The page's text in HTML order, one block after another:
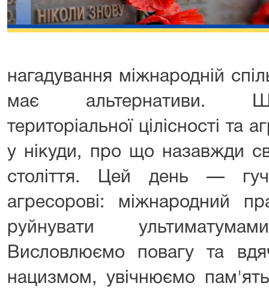
нагадування міжнародній
має альтернативи.
територіальної цілісності та
у нікуди, про що назавжди
століття. Цей день —
агресорові: міжнародний
руйнувати
Висловлюємо повагу та
нацизмом, увічнюємо